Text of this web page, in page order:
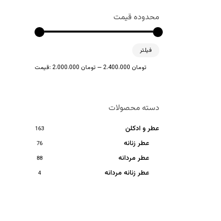
محدوده قیمت
فیلتر
قیمت:
2،000،000 تومان — 2،400،000 تومان
دسته محصولات
عطر و ادکلن 163
عطر زنانه 76
عطر مردانه 88
عطر زنانه مردانه 4